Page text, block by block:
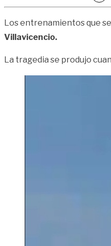
Los entrenamientos que
Villavicencio.
La tragedia se produjo